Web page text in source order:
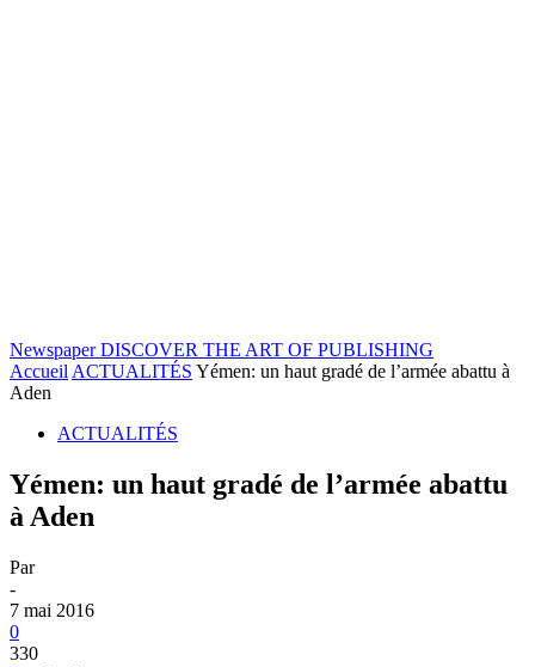
Newspaper DISCOVER THE ART OF PUBLISHING
Accueil ACTUALITÉS Yémen: un haut gradé de l’armée abattu à
Aden
ACTUALITÉS
Yémen: un haut gradé de l’armée abattu
à Aden
Par
-
7 mai 2016
0
330